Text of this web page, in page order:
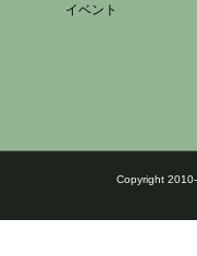
イベント
Copyright